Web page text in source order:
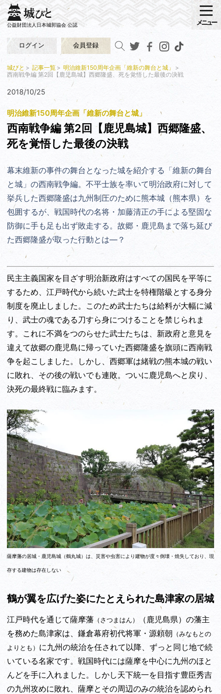
公益財団法人日本城郭協会 公認
ログイン 会員登録
メニュー
城びと 記事一覧
明治維新150周年企画「維新の舞台と城」
西南戦争編 第2回【鹿児島城】西郷隆盛、死を覚悟した最後の決戦
2018/10/25
明治維新150周年企画「維新の舞台と城」
西南戦争編 第2回【鹿児島城】西郷隆盛、
死を覚悟した最後の決戦
幕末維新の事件の舞台となった城を紹介する「維新の舞台
と城」の西南戦争編。不平士族を率いて明治政府に対して
挙兵した西郷隆盛は九州制圧のために熊本城（熊本県）を
包囲するが、戦国時代の名将・加藤清正の手による堅固な
防御に手も足も出ず敗走する。故郷・鹿児島まで落ち延び
た西郷隆盛が取った行動とは―？
民主主義国家を目ざす明治新政府はすべての国民を平等に
するため、江戸時代から続いた武士を特権階級とする身分
制度を廃止しました。このため武士たちは給料が大幅に減
り、武士の魂である刀すら身につけることを禁じられま
す。これに不満をつのらせた武士たちは、新政府と意見を
違えて故郷の鹿児島に帰っていた西郷隆盛を旗頭に西南戦
争を起こしました。しかし、西郷軍は緒戦の熊本城の戦い
に敗れ、その後の戦いでも連敗。ついに鹿児島へと戻り、
決死の最終戦に臨みます。
薩摩藩の居城・鹿児島城（鶴丸城）は、災害や虫害により建物が度々倒壊・焼失しており、現
存する建物は存在しない
鶴が翼を広げた姿にたとえられた島津家の居城
江戸時代を通じて薩摩藩 （さつまはん）
（鹿児島県）の藩主
を務めた島津家は、鎌倉幕府初代将軍・源頼朝 （みなもとの
よりとも） に九州の統治を任されて以降、ずっと同じ地で続
いている名家です。戦国時代には薩摩を中心に九州のほと
んどを手に入れました。しかし天下統一を目指す豊臣秀吉
の九州攻めに敗れ、薩摩とその周辺のみの統治を認められ